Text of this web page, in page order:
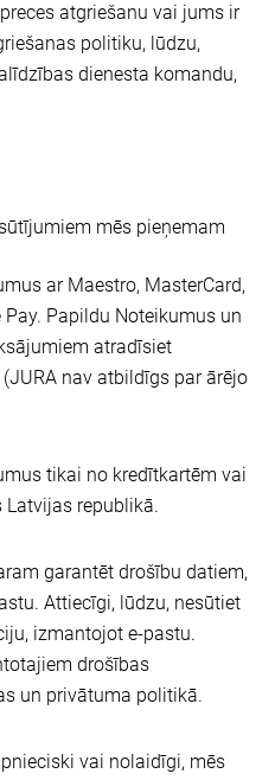
atgriešanu vai jums ir
politiku, lūdzu,
dienesta komandu,
mēs pieņemam
ar Maestro, MasterCard,
Papildu Noteikumus un
atradīsiet
nav atbildīgs par ārējo
tikai no kredītkartēm vai
Latvijas republikā.
garantēt drošību datiem,
Attiecīgi, lūdzu, nesūtiet
izmantojot e-pastu.
drošības
un privātuma politikā.
vai nolaidīgi, mēs